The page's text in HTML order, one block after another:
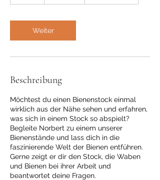
d
Weiter
Beschreibung
Möchtest du einen Bienenstock einmal
wirklich aus der Nähe sehen und erfahren,
was sich in einem Stock so abspielt?
Begleite Norbert zu einem unserer
Bienenstände und lass dich in die
faszinierende Welt der Bienen entführen.
Gerne zeigt er dir den Stock, die Waben
und Bienen bei ihrer Arbeit und
beantwortet deine Fragen.